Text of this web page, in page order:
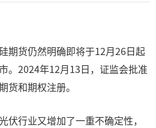
期货仍然明确即将于12月26日起
。2024年12月13日，证监会批准
货和期权注册。
伏行业又增加了一重不确定性，